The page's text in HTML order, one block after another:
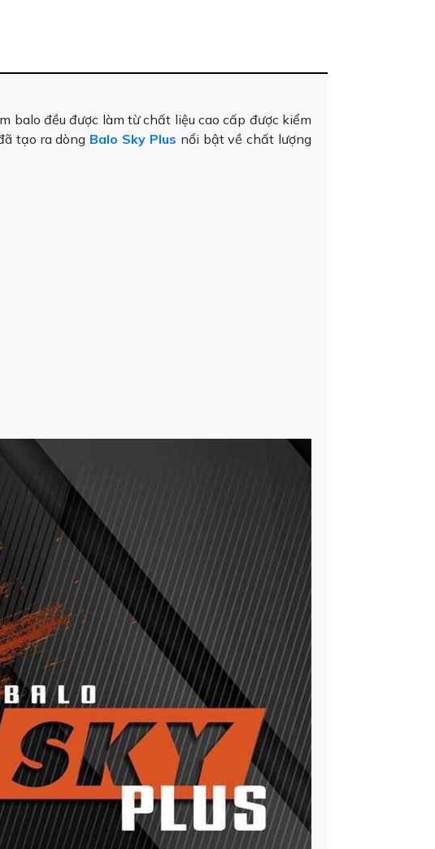
balo đều được làm từ chất liệu cao cấp được kiểm
tạo ra dòng Balo Sky Plus nổi bật về chất lượng